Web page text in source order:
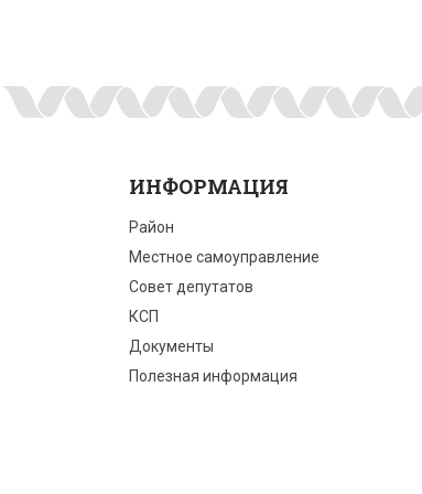
ИНФОРМАЦИЯ
Район
Местное самоуправление
Совет депутатов
КСП
Документы
Полезная информация